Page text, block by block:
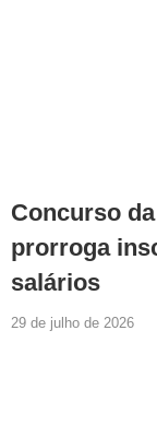
Concurso
prorroga
salários
29 de julho de 2026